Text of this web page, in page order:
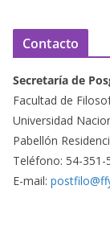
Contacto
Secretaría de
Facultad de
Universidad
Pabellón
Teléfono: 54-
E-mail: